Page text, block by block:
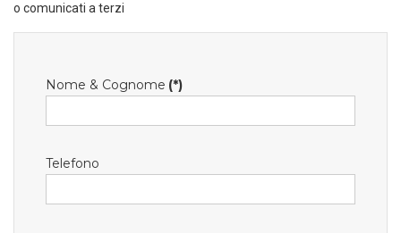
o comunicati a terzi
Nome & Cognome (*)
Telefono